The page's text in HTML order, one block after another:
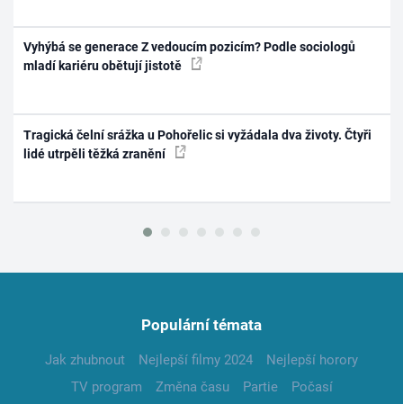
Vyhýbá se generace Z vedoucím pozicím? Podle sociologů
mladí kariéru obětují jistotě
Tragická čelní srážka u Pohořelic si vyžádala dva životy. Čtyři
lidé utrpěli těžká zranění
Populární témata
Jak zhubnout Nejlepší filmy 2024
Nejlepší horory
TV program
Změna času Partie
Počasí